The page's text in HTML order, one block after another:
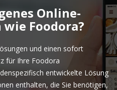
Online-
Foodora?
und einen sofort
für Ihre Foodora
entwickelte Lösung
enthalten, die Sie benötigen,